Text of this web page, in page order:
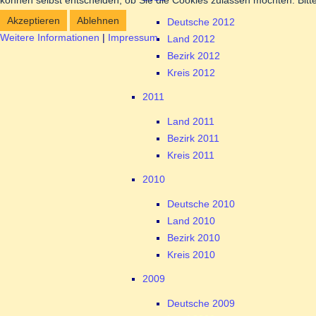
Deutsche 2012
Land 2012
Bezirk 2012
Kreis 2012
2011
Land 2011
Bezirk 2011
Kreis 2011
2010
Deutsche 2010
Land 2010
Bezirk 2010
Kreis 2010
2009
Deutsche 2009
Akzeptieren
Ablehnen
Weitere Informationen | Impressum